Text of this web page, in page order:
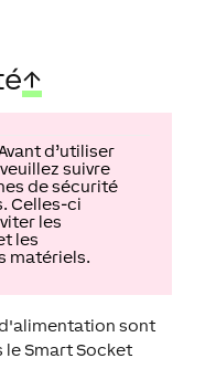
↑
d’utiliser
suivre
de sécurité
Celles-ci
les
les
matériels.
sont
Smart Socket